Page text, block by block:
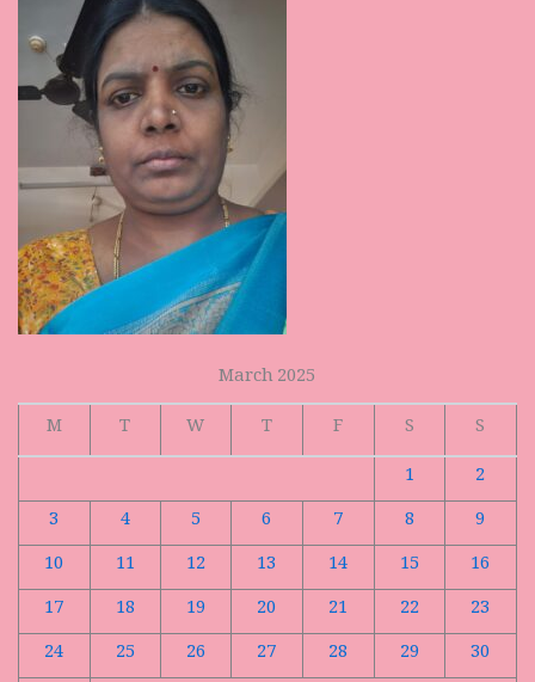
March 2025
M
T W T F S
S
1
2
3
4 5 6 7 8
9
10
11 12 13 14 15
16
17
18 19 20 21 22
23
24
25 26 27 28 29
30